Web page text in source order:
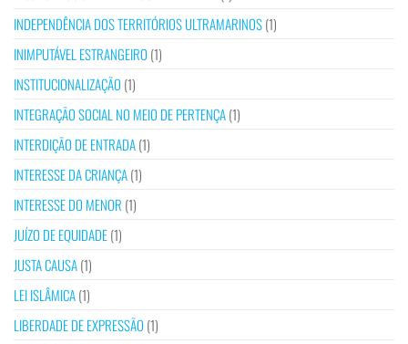
INDEPENDÊNCIA DOS TERRITÓRIOS ULTRAMARINOS(1)
INIMPUTÁVEL ESTRANGEIRO (1)
INSTITUCIONALIZAÇÃO (1)
INTEGRAÇÃO SOCIAL NO MEIO DE PERTENÇA(1)
INTERDIÇÃO DE ENTRADA(1)
INTERESSE DA CRIANÇA(1)
INTERESSE DO MENOR (1)
JUÍZO DE EQUIDADE(1)
JUSTA CAUSA(1)
LEI ISLÂMICA(1)
LIBERDADE DE EXPRESSÃO (1)